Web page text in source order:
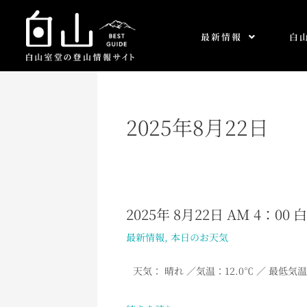
最新情報 白
2025年8月22日
2025年 8月22日 AM 4：00
最新情報, 本日のお天気
天気： 晴れ ／気温：12.0℃ ／ 最低気温
2025
年
月